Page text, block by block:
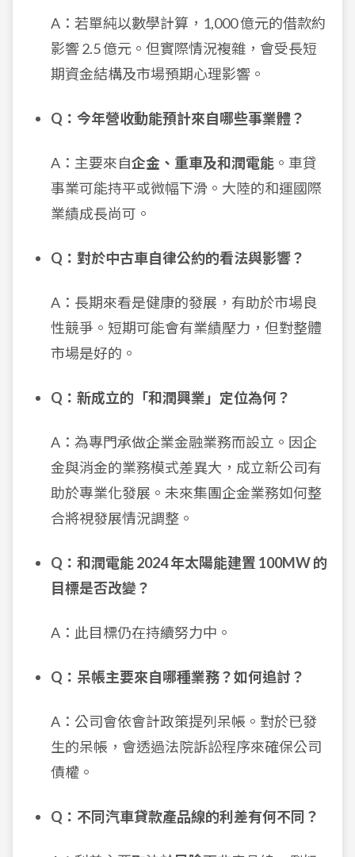
A：若單純以數學計算，1,000 億元的借款約
影響 2.5 億元。但實際情況複雜，會受長短
期資金結構及市場預期心理影響。
Q：今年營收動能預計來自哪些事業體？
A：主要來自企金、重車及和潤電能 。車貸
事業可能持平或微幅下滑。大陸的和運國際
業績成長尚可。
Q：對於中古車自律公約的看法與影響？
A：長期來看是健康的發展，有助於市場良
性競爭。短期可能會有業績壓力，但對整體
市場是好的。
Q：新成立的「和潤興業」定位為何？
A：為專門承做企業金融業務而設立。因企
金與消金的業務模式差異大，成立新公司有
助於專業化發展。未來集團企金業務如何整
合將視發展情況調整。
Q：和潤電能 2024 年太陽能建置 100MW 的
目標是否改變？
A：此目標仍在持續努力中。
Q：呆帳主要來自哪種業務？如何追討？
A：公司會依會計政策提列呆帳。對於已發
生的呆帳，會透過法院訴訟程序來確保公司
債權。
Q：不同汽車貸款產品線的利差有何不同？